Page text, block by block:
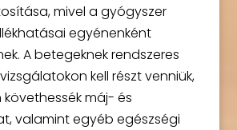
mivel a gyógyszer
egyénenként
A betegeknek rendszeres
kell részt venniük,
máj- és
valamint egyéb egészségi